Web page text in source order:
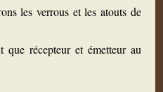
les verrous et les atouts de
que récepteur et émetteur au